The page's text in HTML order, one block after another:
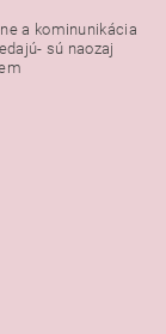
a kominunikácia
sú naozaj